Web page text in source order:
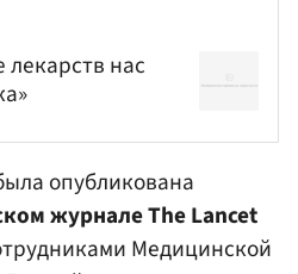
нас
опубликована
журнале The Lancet
Медицинской